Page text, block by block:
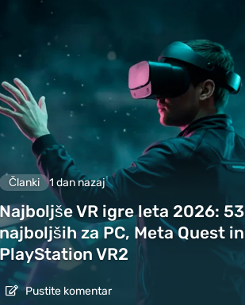
Članki 1 dan nazaj
VR igre leta 2026: 53
za PC, Meta Quest in
VR2
Pustite komentar